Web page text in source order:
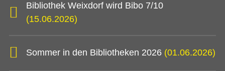
Bibliothek Weixdorf wird Bibo 7/10
(15.06.2026)
Sommer in den Bibliotheken 2026 (01.06.2026)